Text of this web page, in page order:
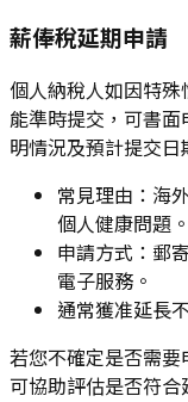
薪俸稅延期申請
個人納稅人如因特
能準時提交，可書
明情況及預計提交日
常見理由：海
個人健康問題。
申請方式：郵
電子服務。
通常獲准延長
若您不確定是否需要
可協助評估是否符合